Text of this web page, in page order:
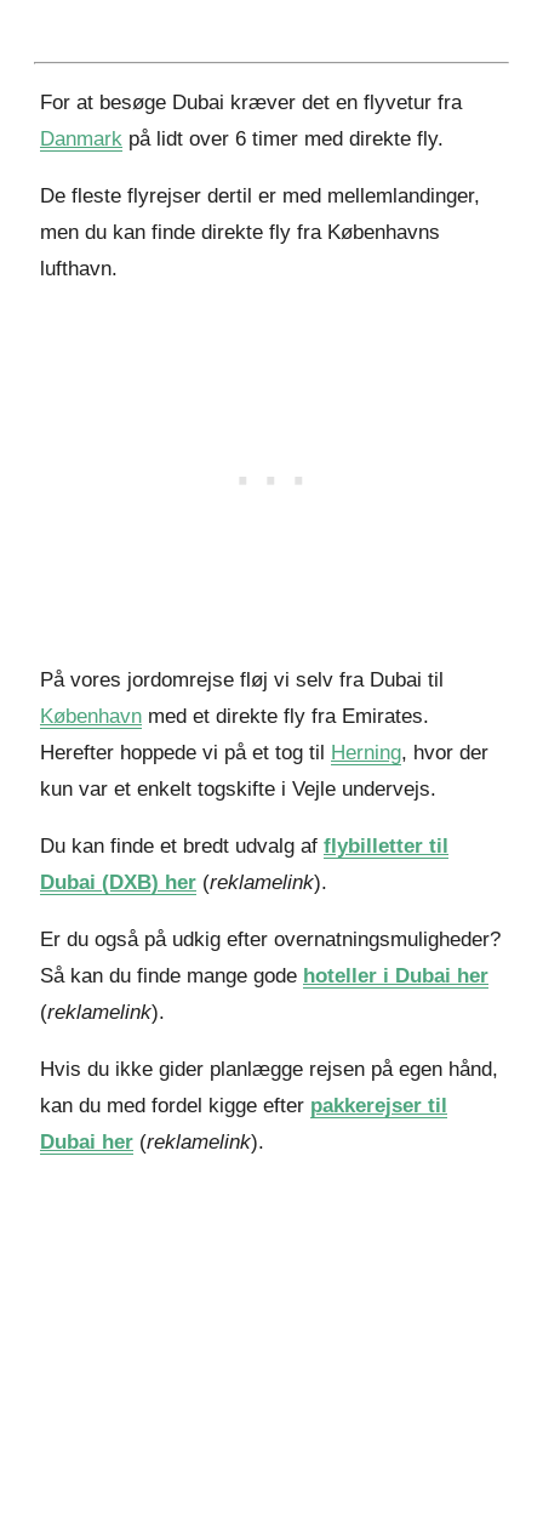
For at besøge Dubai kræver det en flyvetur fra
Danmark på lidt over 6 timer med direkte fly.
De fleste flyrejser dertil er med mellemlandinger,
men du kan finde direkte fly fra Københavns
lufthavn.
På vores jordomrejse fløj vi selv fra Dubai til
København med et direkte fly fra Emirates.
Herefter hoppede vi på et tog til Herning, hvor der
kun var et enkelt togskifte i Vejle undervejs.
Du kan finde et bredt udvalg af flybilletter til
Dubai (DXB) her (reklamelink).
Er du også på udkig efter overnatningsmuligheder?
Så kan du finde mange gode hoteller i Dubai her
(reklamelink).
Hvis du ikke gider planlægge rejsen på egen hånd,
kan du med fordel kigge efter pakkerejser til
Dubai her (reklamelink).